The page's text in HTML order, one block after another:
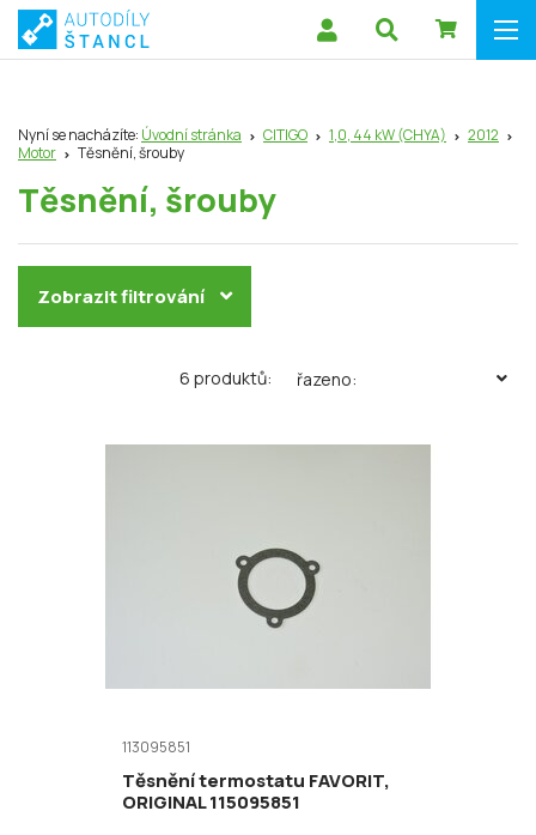
Nyní se nacházíte: Úvodní stránka CITIGO 1,0, 44 kW (CHYA)
2012
Motor
Těsnění, šrouby
Těsnění, šrouby
Zobrazit filtrování
6 produktů: řazeno:
113095851
Těsnění termostatu FAVORIT,
ORIGINAL 115095851